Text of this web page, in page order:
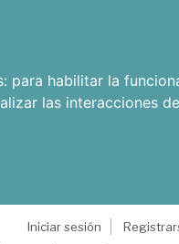
para habilitar la
las interacciones de
Iniciar sesión